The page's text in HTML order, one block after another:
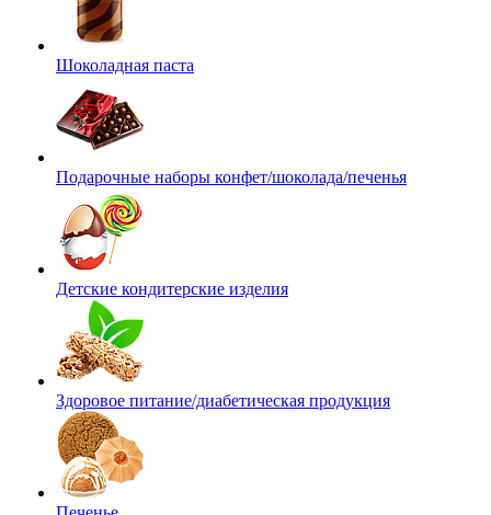
Шоколадная паста
Подарочные наборы конфет/шоколада/печенья
Детские кондитерские изделия
Здоровое питание/диабетическая продукция